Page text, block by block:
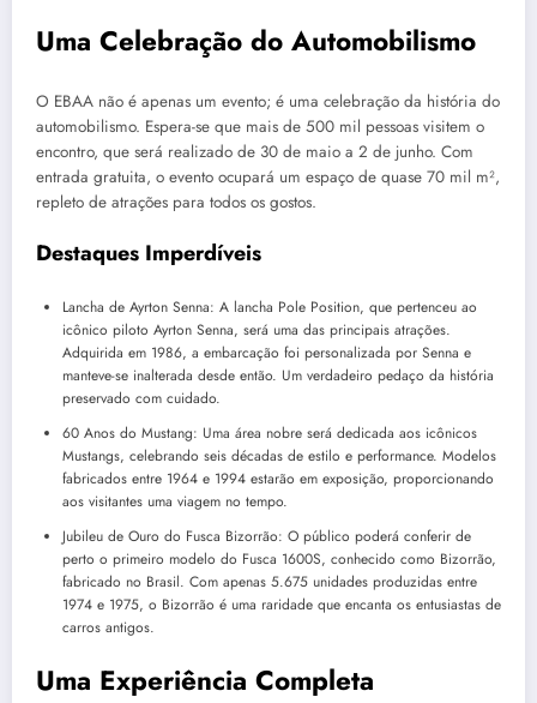
Uma Celebração do Automobilismo
O EBAA não é apenas um evento; é uma celebração da história do
automobilismo. Espera-se que mais de 500 mil pessoas visitem o
encontro, que será realizado de 30 de maio a 2 de junho. Com
entrada gratuita, o evento ocupará um espaço de quase 70 mil m²,
repleto de atrações para todos os gostos.
Destaques Imperdíveis
Lancha de Ayrton Senna: A lancha Pole Position, que pertenceu ao
icônico piloto Ayrton Senna, será uma das principais atrações.
Adquirida em 1986, a embarcação foi personalizada por Senna e
manteve-se inalterada desde então. Um verdadeiro pedaço da história
preservado com cuidado.
60 Anos do Mustang: Uma área nobre será dedicada aos icônicos
Mustangs, celebrando seis décadas de estilo e performance. Modelos
fabricados entre 1964 e 1994 estarão em exposição, proporcionando
aos visitantes uma viagem no tempo.
Jubileu de Ouro do Fusca Bizorrão: O público poderá conferir de
perto o primeiro modelo do Fusca 1600S, conhecido como Bizorrão,
fabricado no Brasil. Com apenas 5.675 unidades produzidas entre
1974 e 1975, o Bizorrão é uma raridade que encanta os entusiastas de
carros antigos.
Uma Experiência Completa